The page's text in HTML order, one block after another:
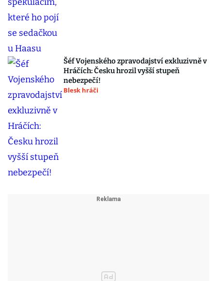
Šéf Vojenského zpravodajství exkluzivně v
Hráčích: Česku hrozil vyšší stupeň
nebezpečí!
Blesk hráči